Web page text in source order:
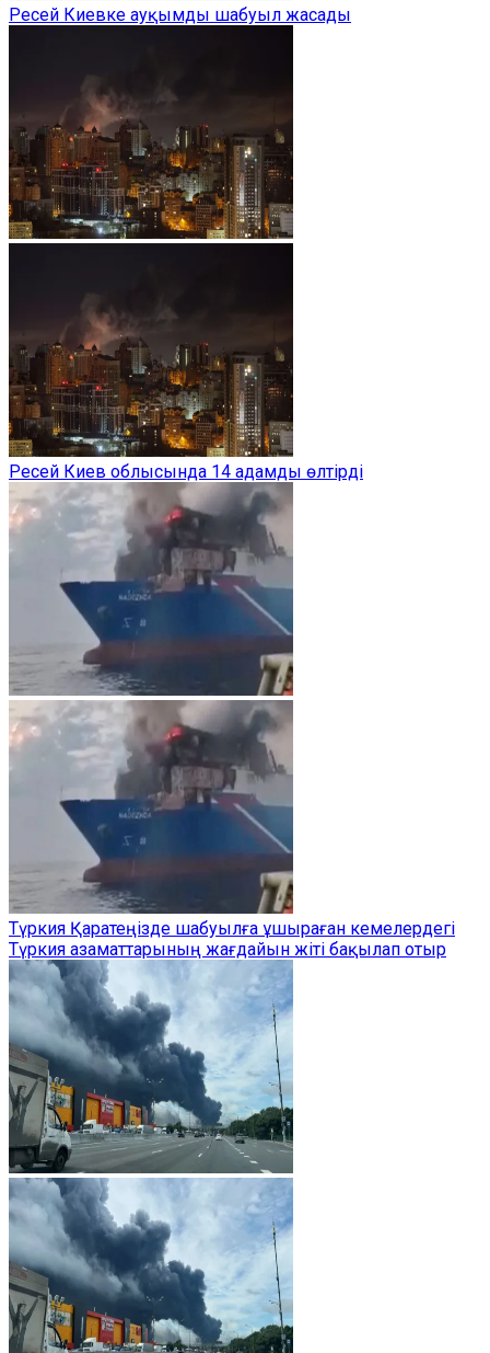
Ресей Киевке ауқымды шабуыл жасады
Ресей Киев облысында 14 адамды өлтірді
Түркия Қаратеңізде шабуылға ұшыраған кемелердегі
Түркия азаматтарының жағдайын жіті бақылап отыр